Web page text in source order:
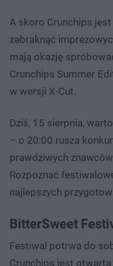
A skoro Crunchips
zabraknąć
mają okazję
Crunchips Summer
w wersji X-Cut.
Dziś, 15 sierpnia,
– o 20:00 rusza
prawdziwych
Rozpoznać
najlepszych
BitterSweet
Festiwal potrwa do
Crunchips jest